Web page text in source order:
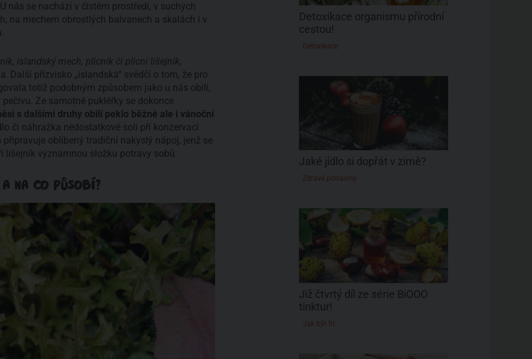
nás se nachází v čistém prostředí, v suchých
na mechem obrostlých balvanech a skalách i v
islandský mech, plicník či plicní lišejník,
Další přízvisko „islandská“ svědčí o tom, že pro
totiž podobným způsobem jako u nás obilí,
Ze samotné pukléřky se dokonce
s dalšími druhy obilí peklo běžné ale i vánoční
či náhražka nedostatkové soli při konzervaci
oblíbený tradiční nakyslý nápoj, jenž se
významnou složku potravy sobů.
NA CO PŮSOBÍ?
Detoxikace organismu přírodní
cestou!
Detoxikace
Jaké jídlo si dopřát v zimě?
Zdravé potraviny
Již čtvrtý díl ze série BiOOO
tinktur!
Jak být fit